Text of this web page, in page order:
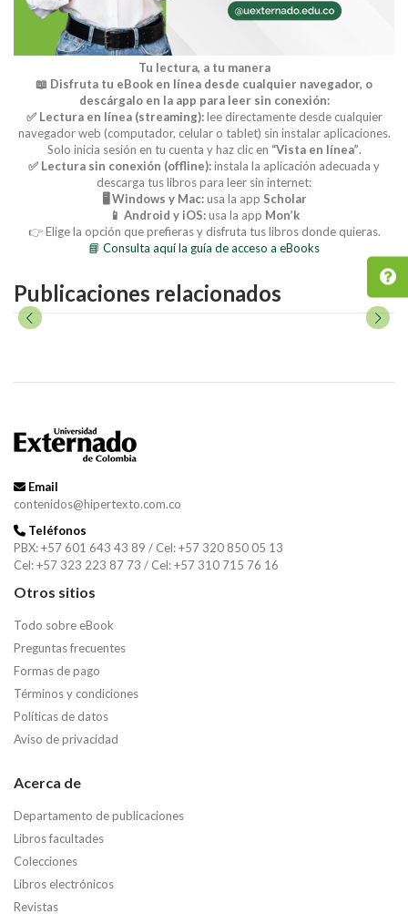
Tu lectura, a tu manera
📖 Disfruta tu eBook en línea desde cualquier navegador, o
descárgalo en la app para leer sin conexión:
✅ Lectura en línea (streaming):lee directamente desde cualquier
navegador web (computador, celular o tablet) sin instalar aplicaciones.
Solo inicia sesión en tu cuenta y haz clic en “Vista en línea”.
✅ Lectura sin conexión (offline):instala la aplicación adecuada y
descarga tus libros para leer sin internet:
🖥️ Windows y Mac:usa la app Scholar
📱 Android y iOS:usa la app Mon’k
👉 Elige la opción que prefieras y disfruta tus libros donde quieras.
📘 Consulta aquí la guía de acceso a eBooks
Publicaciones relacionados
Email
contenidos@hipertexto.com.co
Teléfonos
PBX: +57 601 643 43 89 / Cel: +57 320 850 05 13
Cel: +57 323 223 87 73 / Cel: +57 310 715 76 16
Otros sitios
Todo sobre eBook
Preguntas frecuentes
Formas de pago
Términos y condiciones
Políticas de datos
Aviso de privacidad
Acerca de
Departamento de publicaciones
Libros facultades
Colecciones
Libros electrónicos
Revistas